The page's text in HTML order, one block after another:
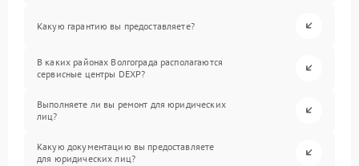
Какую гарантию вы предоставляете?
В каких районах Волгограда располагаются
сервисные центры DEXP?
Выполняете ли вы ремонт для юридических
лиц?
Какую документацию вы предоставляете
для юридических лиц?